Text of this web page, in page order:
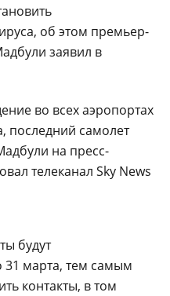
об этом премьер-
заявил в
во всех аэропортах
последний самолет
на пресс-
телеканал Sky News
будут
31 марта, тем самым
контакты, в том